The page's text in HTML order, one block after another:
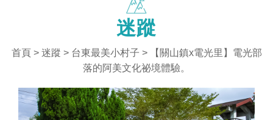
迷蹤
首頁> 迷蹤 > 台東最美小村子 > 【關山鎮x電光里】電光部
落的阿美文化祕境體驗。